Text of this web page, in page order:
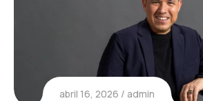
abril 16, 2026
admin